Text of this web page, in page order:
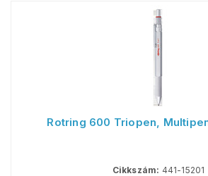
Rotring 600 Triopen,
Cikkszám: 441-15201